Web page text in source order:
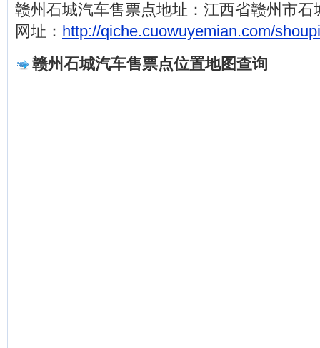
赣州石城汽车售票点地址：江西省赣州市石
网址： http://qiche.cuowuyemian.com/
赣州石城汽车售票点位置地图查询